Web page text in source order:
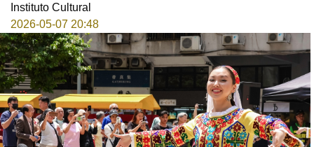
Instituto Cultural
2026-05-07 20:48